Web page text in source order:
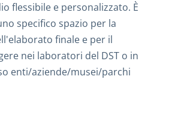
flessibile e personalizzato. È
specifico spazio per la
finale e per il
nei laboratori del DST o in
enti/aziende/musei/parchi